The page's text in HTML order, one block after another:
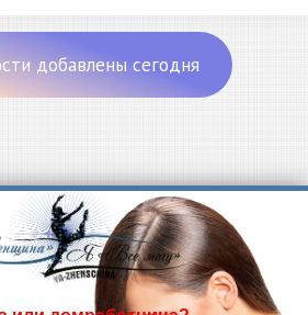
добавлены сегодня